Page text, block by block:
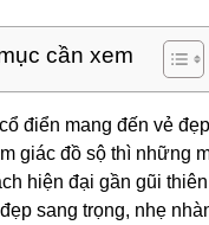
cần xem
điển mang đến vẻ
giác đồ sộ thì những
hiện đại gần gũi
sang trọng, nhẹ